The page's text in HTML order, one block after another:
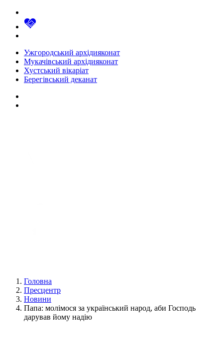
Ужгородський архідияконат
Мукачівський архідияконат
Хустський вікаріат
Берегівський деканат
Головна
Пресцентр
Новини
Папа: молімося за український народ, аби Господь
дарував йому надію